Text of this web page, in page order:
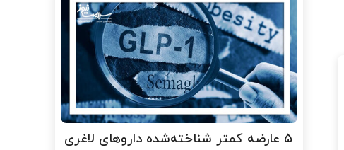
۵ عارضه کمتر شناخته‌شده داروهای لاغری